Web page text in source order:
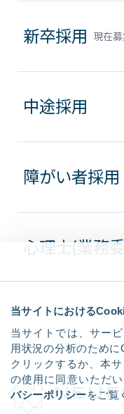
当サイトにおける
当サイトでは、サー
用状況の分析のため
クリックするか、本
の使用に同意いただ
バシーポリシーをご覧
新卒採用 現在
中途採用
障がい者採用
心理士(業務